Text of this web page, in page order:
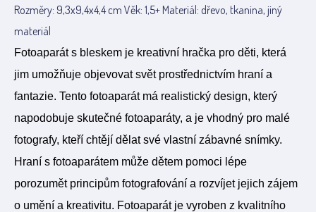
Rozměry: 9,3x9,4x4,4 cm Věk: 1,5+ Materiál: dřevo, tkanina, jiný
materiál
Fotoaparát s bleskem je kreativní hračka pro děti, která
jim umožňuje objevovat svět prostřednictvím hraní a
fantazie. Tento fotoaparát má realistický design, který
napodobuje skutečné fotoaparáty, a je vhodný pro malé
fotografy, kteří chtějí dělat své vlastní zábavné snímky.
Hraní s fotoaparátem může dětem pomoci lépe
porozumět principům fotografování a rozvíjet jejich zájem
o umění a kreativitu. Fotoaparát je vyroben z kvalitního